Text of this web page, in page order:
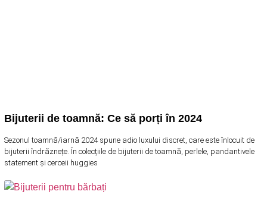
Bijuterii de toamnă: Ce să porți în 2024
Sezonul toamnă/iarnă 2024 spune adio luxului discret, care este înlocuit de
bijuterii îndrăznețe. În colecțiile de bijuterii de toamnă, perlele, pandantivele
statement și cerceii huggies